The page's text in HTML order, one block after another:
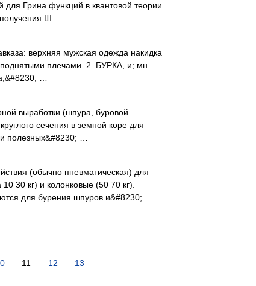
Грина функций в квантовой теории
Ш …
верхняя мужская одежда накидка
плечами. 2. БУРКА, и; мн.
…
выработки (шпура, буровой
сечения в земной коре для
полезных&#8230; …
(обычно пневматическая) для
30 кг) и колонковые (50 70 кг).
для бурения шпуров и&#8230; …
11 12 13